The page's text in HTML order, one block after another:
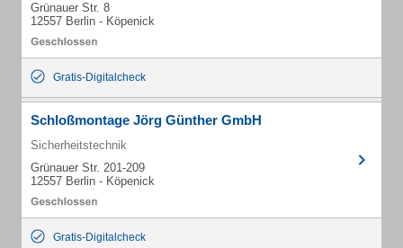
Grünauer Str. 8
12557 Berlin - Köpenick
Gratis-Digitalcheck
Schloßmontage Jörg Günther GmbH
Sicherheitstechnik
Grünauer Str. 201-209
12557 Berlin - Köpenick
Gratis-Digitalcheck